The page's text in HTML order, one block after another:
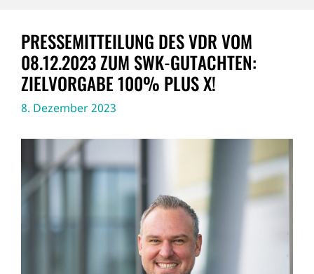
PRESSEMITTEILUNG DES VDR VOM
08.12.2023 ZUM SWK-GUTACHTEN:
ZIELVORGABE 100% PLUS X!
8. Dezember 2023